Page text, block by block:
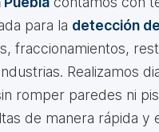
para la detección
fraccionamientos,
Realizamos
romper paredes ni
de manera rápida y